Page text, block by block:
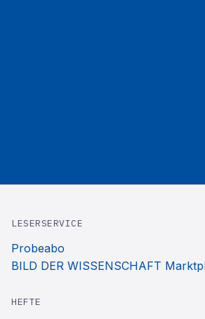
LESERSERVICE
Probeabo
BILD DER WISSENSCHAFT
HEFTE